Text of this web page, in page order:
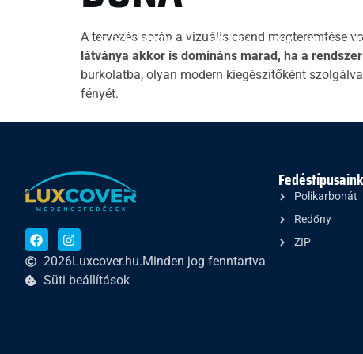
FŐOLDAL FEDÉSTÍPUSOK GALÉRIA GYIK BLOG
A tervezés során a vizuális csend megteremtése
látványa akkor is domináns marad, ha a
burkolatba, olyan modern kiegészítőként
fényét.
2026Luxcover.hu.Minden jog fenntartva
Süti beállítások
Fedéstípusaink
Polikarbonát
Redőny
ZIP